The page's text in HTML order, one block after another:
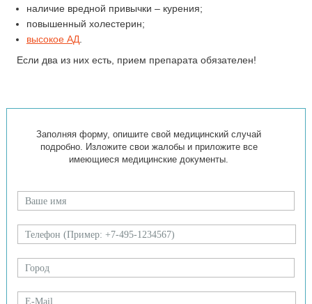
наличие вредной привычки – курения;
повышенный холестерин;
высокое АД.
Если два из них есть, прием препарата обязателен!
Заполняя форму, опишите свой медицинский случай
подробно. Изложите свои жалобы и приложите все
имеющиеся медицинские документы.